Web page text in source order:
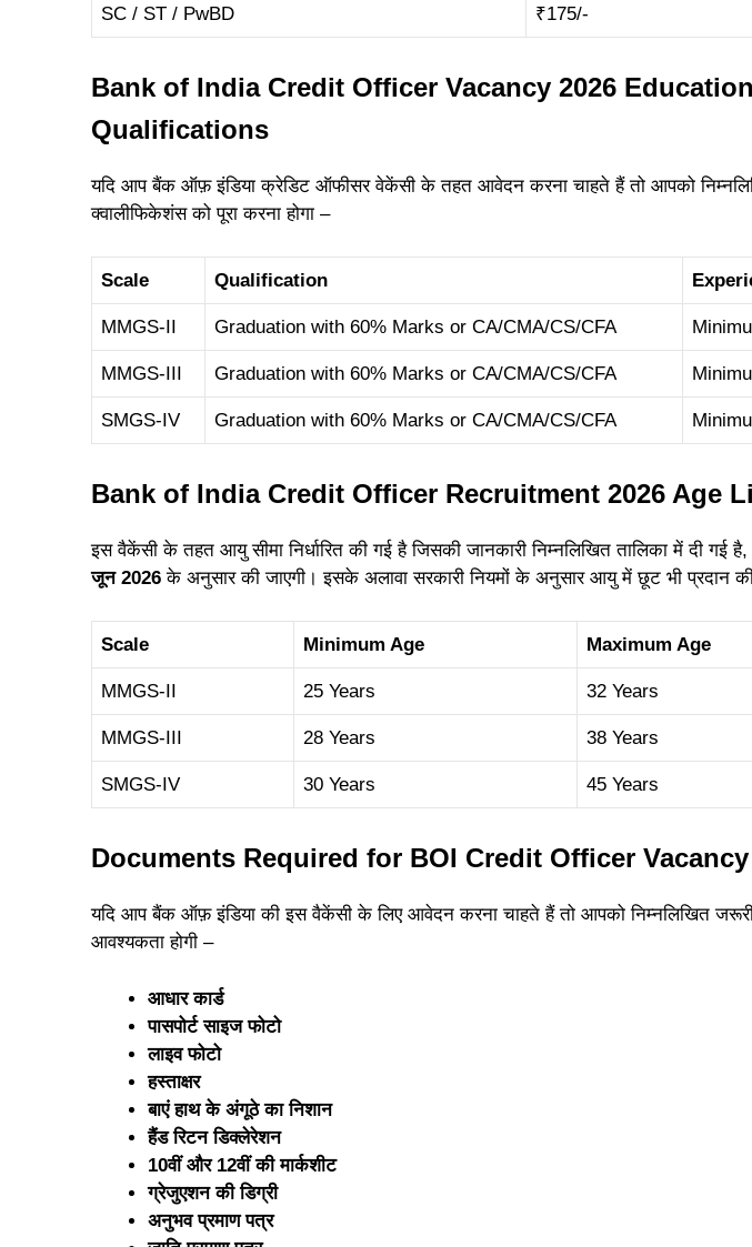
SC / ST / PwBD ₹175/-
Bank of India Credit Officer Vacancy 2026
Qualifications
यदि आप बैंक ऑफ़ इंडिया क्रेडिट ऑफीसर वेकेंसी के तहत आवेदन करना चाहते हैं तो आपको
क्वालीफिकेशंस को पूरा करना होगा –
Scale Qualification
MMGS-II Graduation with 60% Marks or CA/CMA/CS/CFA
MMGS-III Graduation with 60% Marks or CA/CMA/CS/CFA
SMGS-IV Graduation with 60% Marks or CA/CMA/CS/CFA
Bank of India Credit Officer Recruitment 2026 Age
इस वैकेंसी के तहत आयु सीमा निर्धारित की गई है जिसकी जानकारी निम्नलिखित तालिका में दी गई है,
जून 2026 के अनुसार की जाएगी। इसके अलावा सरकारी नियमों के अनुसार आयु में छूट भी प्रदान
Scale Minimum Age Maximum Age
MMGS-II 25 Years 32 Years
MMGS-III 28 Years 38 Years
SMGS-IV 30 Years 45 Years
Documents Required for BOI Credit Officer Vacancy
यदि आप बैंक ऑफ़ इंडिया की इस वैकेंसी के लिए आवेदन करना चाहते हैं तो आपको निम्नलिखित
आवश्यकता होगी –
आधार कार्ड
पासपोर्ट साइज फोटो
लाइव फोटो
हस्ताक्षर
बाएं हाथ के अंगूठे का निशान
हैंड रिटन डिक्लेरेशन
10वीं और 12वीं की मार्कशीट
ग्रेजुएशन की डिग्री
अनुभव प्रमाण पत्र